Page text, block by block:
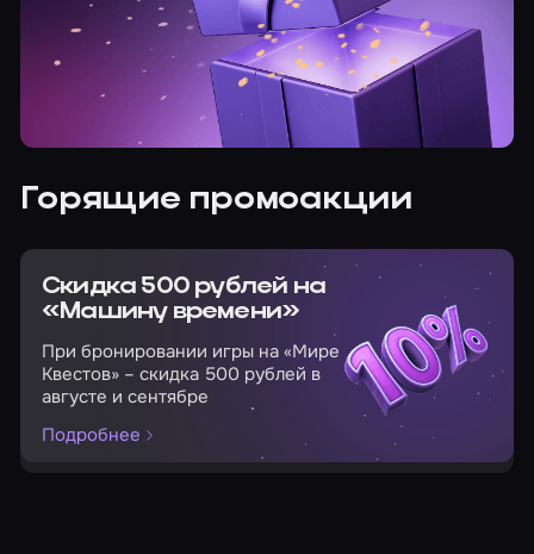
Горящие промоакции
Скидка 500 рублей на
«Машину времени»
При бронировании игры на «Мире
Квестов» – скидка 500 рублей в
августе и сентябре
Подробнее